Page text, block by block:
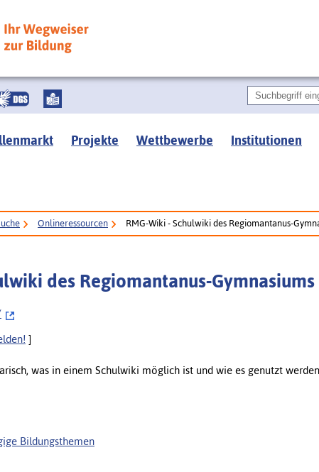
Projekte Wettbewerbe Institutionen
Onlineressourcen RMG-Wiki - Schulwiki des Regiomantanus-
des Regiomantanus-
]
was in einem Schulwiki möglich ist und wie es genutzt
Bildungsthemen